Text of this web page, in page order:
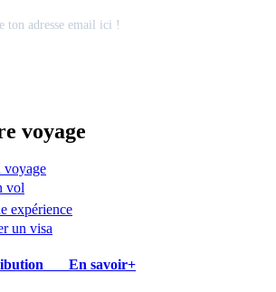
voyage
voyage
vol
expérience
un visa
En savoir+